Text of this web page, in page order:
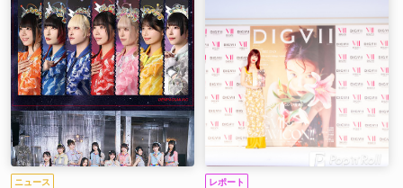
ニュース レポート